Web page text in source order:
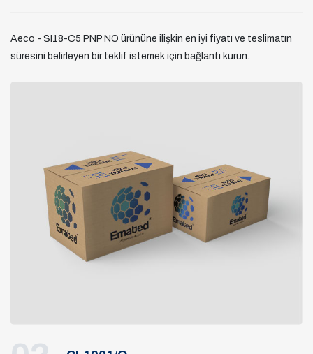
Aeco - SI18-C5 PNP NO ürününe ilişkin en iyi fiyatı ve teslimatın
süresini belirleyen bir teklif istemek için bağlantı kurun.